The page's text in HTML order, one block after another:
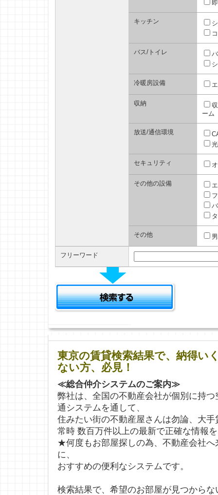
キッチン
バス/トイレ
冷暖房設備
収納
ーム
放送/通信環境
セキュリティ
その他の設備
その他
フリーワード
東京の賃貸検索結果で、納得い
ない方、必見！
≪総合仲介システムのご案内≫
弊社は、全国の不動産会社が個別に持
通システムを通して、
住みたい街の不動産屋さんは勿論、大
常時 数百万件以上の最新で正確な情報
★何度もお部屋探しの為、不動産会社へ
に、
おすすめの便利なシステムです。
検索結果で、希望のお部屋が見つから